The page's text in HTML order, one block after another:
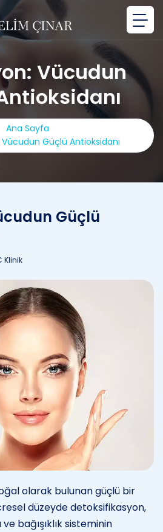
Vücudun
Ana Sayfa
Güçlü Antioksidanı
Güçlü
Klinik
olarak bulunan güçlü bir
düzeyde detoksifikasyon,
bağışıklık sisteminin